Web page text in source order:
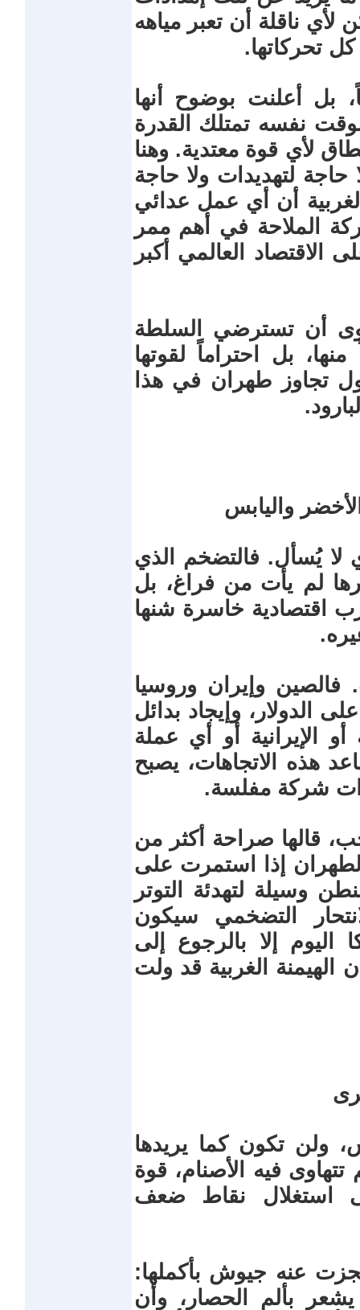
لأي ناقلة أن تعبر مياهه
تحركاتها.
بل أعلنت بوضوح أنها
نفسه تمتلك القدرة
لأي قوة معتدية. وهنا
حاجة لتهديدات ولا حاجة
أن أي عمل عدائي
الملاحة في أهم ممر
الاقتصاد العالمي أكبر
أن تسترضي السلطة
منها، بل احتراماً لقوتها
تجاوز طهران في هذا
واليابس
لا يُسأل. فالتضخم الذي
لم يأت من فراغ، بل
اقتصادية خاسرة شنها
فالصين وإيران وروسيا
الدولار، وإيجاد بدائل
أو الإيرانية أو أي عملة
هذه الاتجاهات، يصبح
شركة مفلسة.
قالها صراحة أكثر من
لطهران إذا استمرت على
وسيلة لتهدئة التوتر
التضخمي سيكون
اليوم إلا بالرجوع إلى
الهيمنة الغربية قد ولت
ولن تكون كما يريدها
فيه الأصنام، قوة
استغلال نقاط ضعف
عنه جيوش بأكملها:
بألم الحصار، وأن